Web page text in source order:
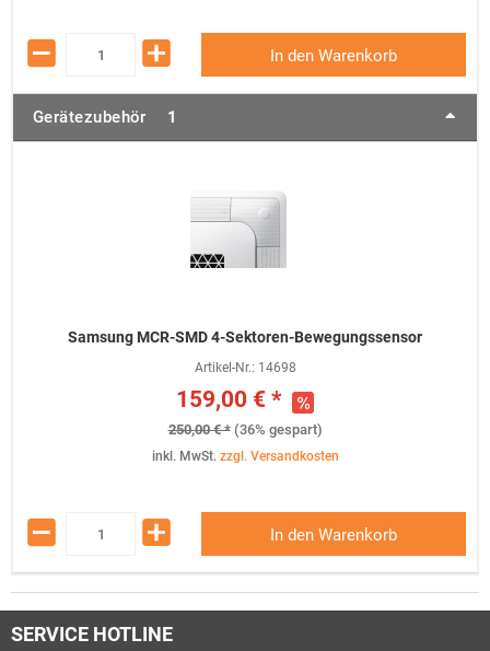
In den Warenkorb
Gerätezubehör 1
Samsung MCR-SMD 4-Sektoren-Bewegungssensor
Artikel-Nr.: 14698
159,00 € *
250,00 € * (36% gespart)
inkl. MwSt. zzgl. Versandkosten
In den Warenkorb
SERVICE HOTLINE